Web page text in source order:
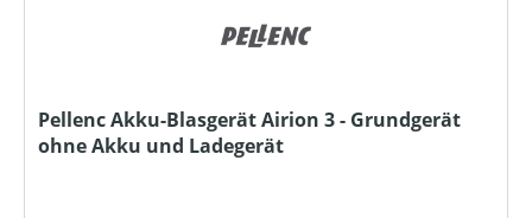
Pellenc Akku-Blasgerät Airion 3 - Grundgerät
ohne Akku und Ladegerät